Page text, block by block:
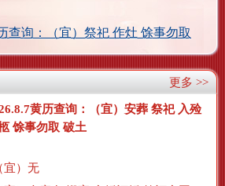
查询：（宜）祭祀 作灶 馀事勿取
更多 >>
黄历查询：（宜）安葬 祭祀 入殓
馀事勿取 破土
宜）无